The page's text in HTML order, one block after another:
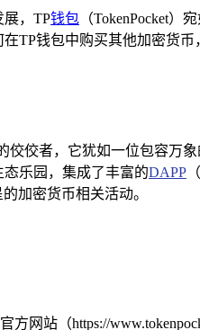
展，TP钱包 （TokenPocket
TP钱包中购买其他加密货
佼佼者，它犹如一位包容
乐园，集成了丰富的DAPP
加密货币相关活动。
方网站（https://